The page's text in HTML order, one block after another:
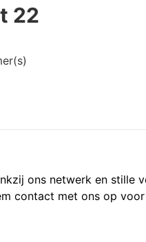
22
ons netwerk en stille
contact met ons op